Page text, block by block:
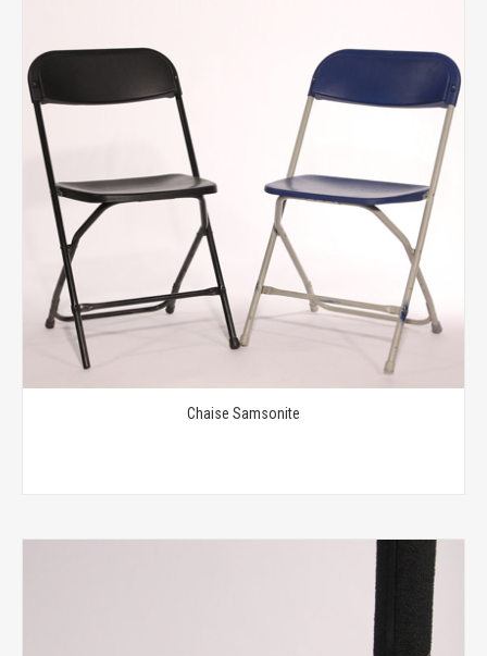
Chaise Samsonite